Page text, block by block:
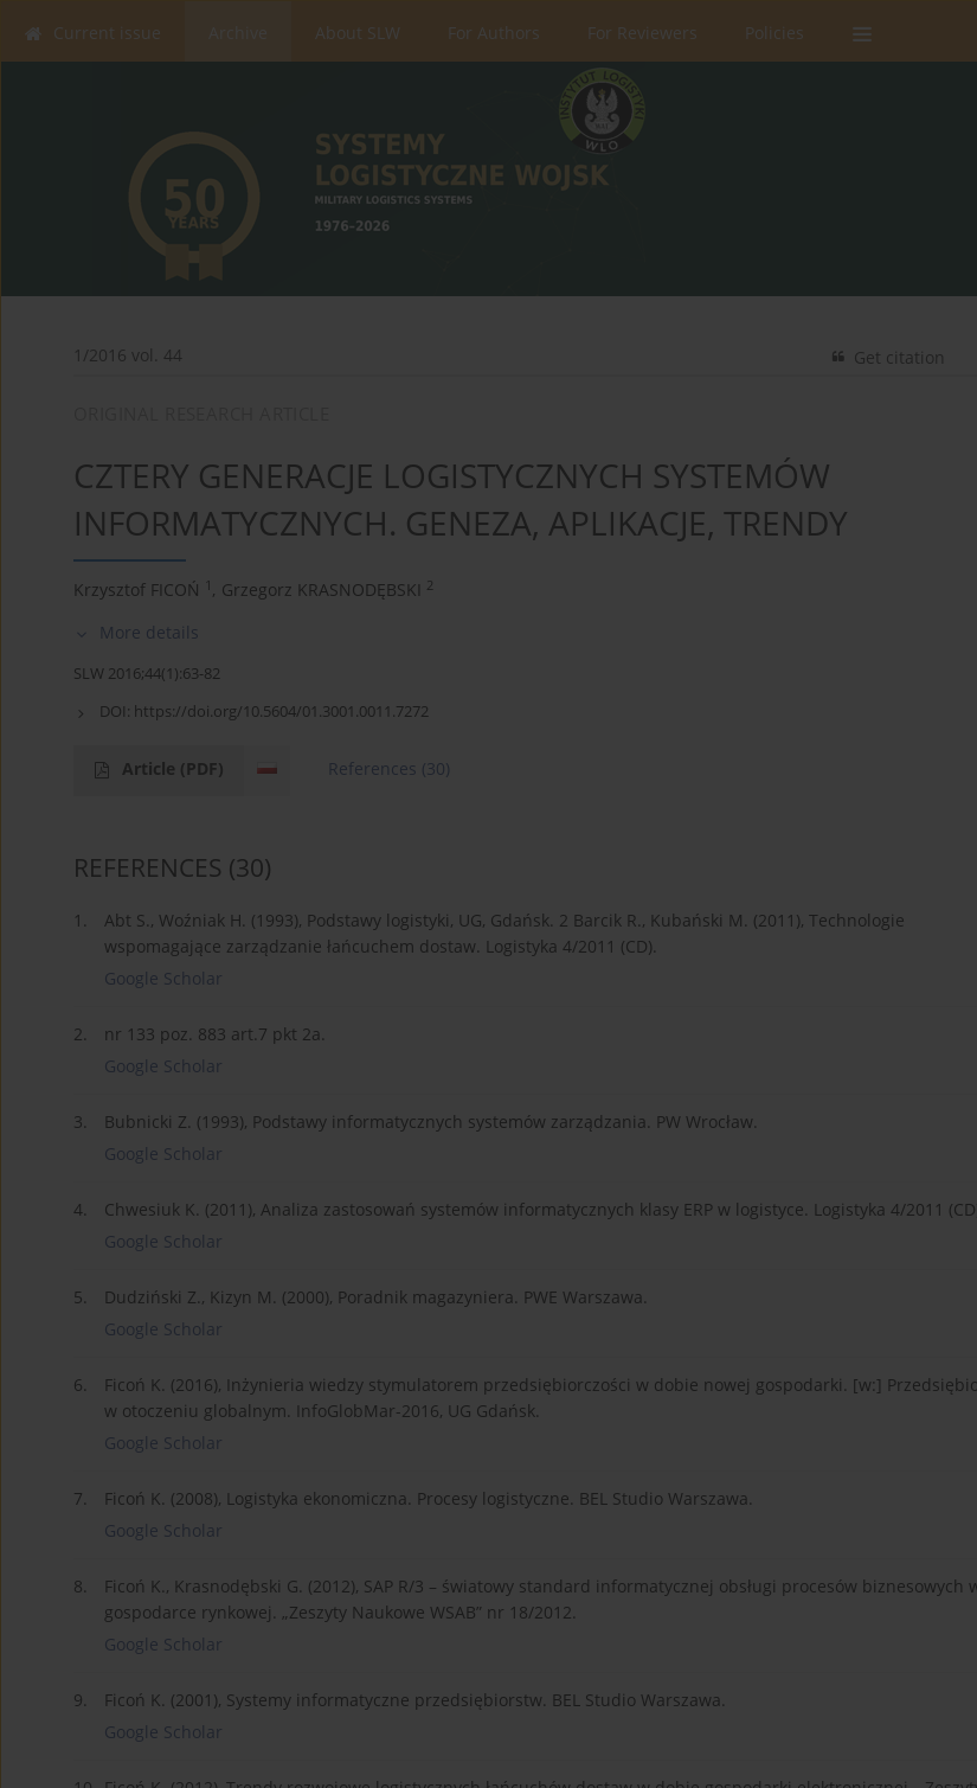
Current issue About SLW For Authors For Reviewers Policies
1/2016 vol. 44 Get citation
CZTERY GENERACJE LOGISTYCZNYCH SYSTEMÓW
INFORMATYCZNYCH. GENEZA, APLIKACJE, TRENDY
Krzysztof FICOŃ 1 , Grzegorz KRASNODĘBSKI 2
More details
SLW 2016;44(1):63-82
DOI: https://doi.org/10.5604/01.3001.0011.7272
Article (PDF) References (30)
REFERENCES (30)
1.
Abt S., Woźniak H. (1993), Podstawy logistyki, UG, Gdańsk. 2 Barcik R., Kubański M. (2011), Technologie
wspomagające zarządzanie łańcuchem dostaw. Logistyka 4/2011 (CD).
Google Scholar
2.
nr 133 poz. 883 art.7 pkt 2a.
Google Scholar
3.
Bubnicki Z. (1993), Podstawy informatycznych systemów zarządzania. PW Wrocław.
Google Scholar
4.
Chwesiuk K. (2011), Analiza zastosowań systemów informatycznych klasy ERP w logistyce. Logistyka 4/2011
Google Scholar
5.
Dudziński Z., Kizyn M. (2000), Poradnik magazyniera. PWE Warszawa.
Google Scholar
6.
Ficoń K. (2016), Inżynieria wiedzy stymulatorem przedsiębiorczości w dobie nowej gospodarki. [w:]
w otoczeniu globalnym. InfoGlobMar-2016, UG Gdańsk.
Google Scholar
7.
Ficoń K. (2008), Logistyka ekonomiczna. Procesy logistyczne. BEL Studio Warszawa.
Google Scholar
8.
Ficoń K., Krasnodębski G. (2012), SAP R/3 – światowy standard informatycznej obsługi procesów biznesowych
gospodarce rynkowej. „Zeszyty Naukowe WSAB” nr 18/2012.
Google Scholar
9.
Ficoń K. (2001), Systemy informatyczne przedsiębiorstw. BEL Studio Warszawa.
Google Scholar